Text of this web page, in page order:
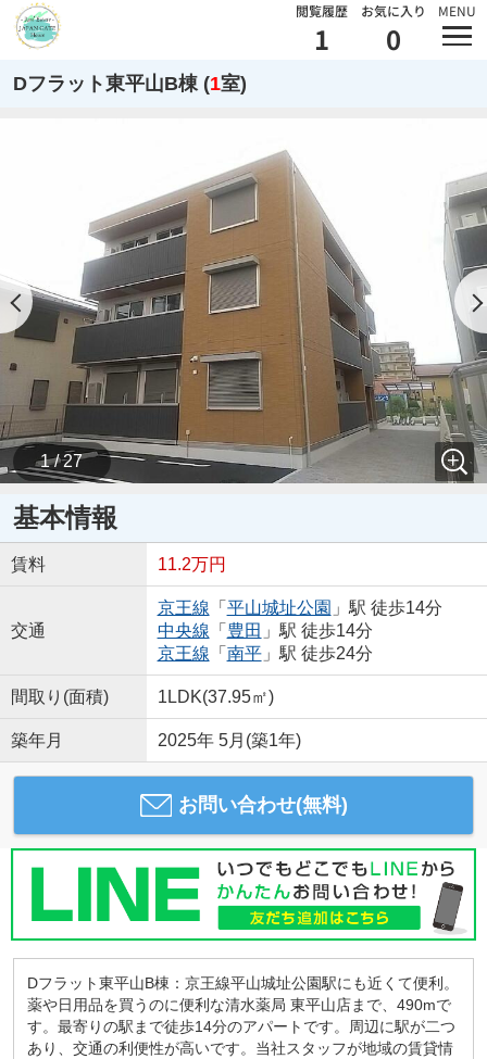
閲覧履歴
1
お気に入り
0
MENU
Dフラット東平山B棟 (1室)
1 / 27
基本情報
賃料 11.2万円
交通
京王線 「 平山城址公園 」駅 徒歩14分
中央線 「 豊田 」駅 徒歩14分
京王線 「 南平」駅 徒歩24分
間取り(面積) 1LDK(37.95㎡)
築年月 2025年 5月(築1年)
お問い合わせ(無料)
Dフラット東平山B棟：京王線平山城址公園駅にも近くて便利。
薬や日用品を買うのに便利な清水薬局 東平山店まで、490mで
す。最寄りの駅まで徒歩14分のアパートです。周辺に駅が二つ
あり、交通の利便性が高いです。当社スタッフが地域の賃貸情